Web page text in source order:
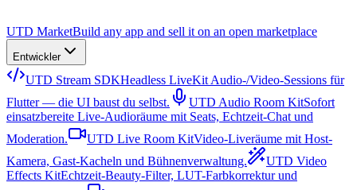
UTD MarketBuild any app and sell it on an open marketplace
Entwickler
UTD Stream SDKHeadless LiveKit Audio-/Video-Sessions für
Flutter — die UI baust du selbst.
UTD Audio Room KitSofort
einsatzbereite Live-Audioräume mit Seats, Echtzeit-Chat und
Moderation.
UTD Live Room KitVideo-Liveräume mit Host-
Kamera, Gast-Kacheln und Bühnenverwaltung.
UTD Video
Effects KitEchtzeit-Beauty-Filter, LUT-Farbkorrektur und